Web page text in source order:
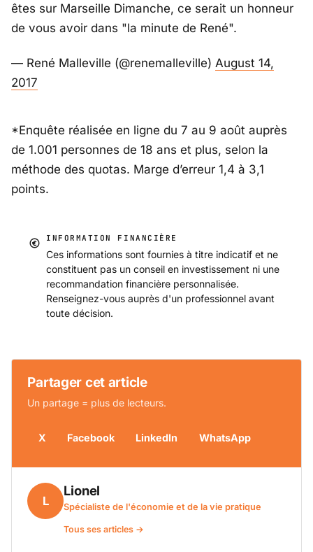
êtes sur Marseille Dimanche, ce serait un honneur
de vous avoir dans "la minute de René".
— René Malleville (@renemalleville) August 14,
2017
*Enquête réalisée en ligne du 7 au 9 août auprès
de 1.001 personnes de 18 ans et plus, selon la
méthode des quotas. Marge d’erreur 1,4 à 3,1
points.
INFORMATION FINANCIÈRE
Ces informations sont fournies à titre indicatif et ne
constituent pas un conseil en investissement ni une
recommandation financière personnalisée.
Renseignez-vous auprès d'un professionnel avant
toute décision.
Partager cet article
Un partage = plus de lecteurs.
X Facebook LinkedIn WhatsApp
L
Lionel
Spécialiste de l'économie et de la vie pratique
Tous ses articles →